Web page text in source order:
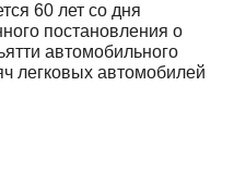
60 лет со дня
постановления о
автомобильного
легковых автомобилей